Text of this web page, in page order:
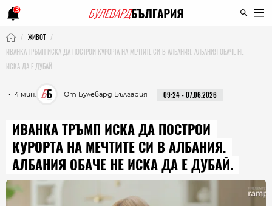
3
ЖИВОТ
ИВАНКА ТРЪМП ИСКА ДА ПОСТРОИ КУРОРТА НА МЕЧТИТЕ СИ В АЛБАНИЯ. АЛБАНИЯ ОБАЧЕ НЕ
ИСКА ДА Е ДУБАЙ.
・ 4 мин. От Булевард България 09:24 - 07.06.2026
ИВАНКА ТРЪМП ИСКА ДА ПОСТРОИ
КУРОРТА НА МЕЧТИТЕ СИ В АЛБАНИЯ.
АЛБАНИЯ ОБАЧЕ НЕ ИСКА ДА Е ДУБАЙ.